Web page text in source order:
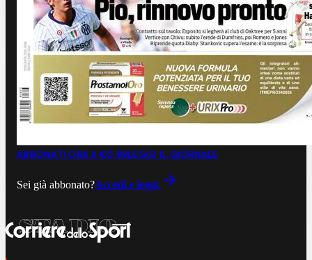
ABBONATI ORA A €0,99LEGGI IL GIORNALE
Sei già abbonato?Accedi e leggi